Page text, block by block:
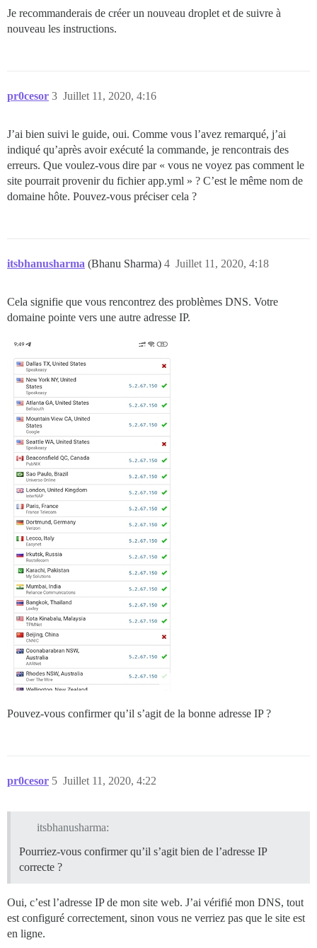
  guest: /shared
  - volume:
## consultez https://meta.discourse.org/t/19157
hooks:
- exec:
    cd: $home/plugins
    cmd:
- git clone https://github.com/discourse/
## Toutes les commandes personnalisées à exécuter
** ÉCHEC DU BOOTSTRAP ** Veuillez faire défiler
Je recommanderais de créer un nouveau droplet et de suivre à
nouveau les instructions.
pr0cesor Juillet 11, 2020, 4:16
3
J’ai bien suivi le guide, oui. Comme vous l’avez remarqué, j’ai
indiqué qu’après avoir exécuté la commande, je rencontrais des
erreurs. Que voulez-vous dire par « vous ne voyez pas comment le
site pourrait provenir du fichier app.yml » ? C’est le même nom de
domaine hôte. Pouvez-vous préciser cela ?
itsbhanusharma (Bhanu Sharma) Juillet 11, 2020, 4:18
4
Cela signifie que vous rencontrez des problèmes DNS. Votre
domaine pointe vers une autre adresse IP.
Pouvez-vous confirmer qu’il s’agit de la bonne adresse IP ?
pr0cesor Juillet 11, 2020, 4:22
5
itsbhanusharma:
Pourriez-vous confirmer qu’il s’agit bien de l’adresse IP
correcte ?
Oui, c’est l’adresse IP de mon site web. J’ai vérifié mon DNS, tout
est configuré correctement, sinon vous ne verriez pas que le site est
en ligne.